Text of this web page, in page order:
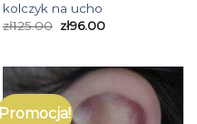
kolczyk na ucho
zł125.00 zł96.00
Promocja!